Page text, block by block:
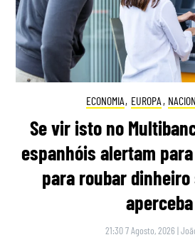
ECONOMIA, EUROPA ,
Se vir isto no
espanhóis alertam
para roubar
aperceba
21:30 7 Agosto, 2026 |